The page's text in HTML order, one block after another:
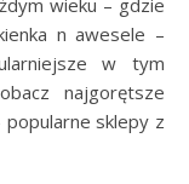
wieku – gdzie
n awesele –
w tym
najgorętsze
popularne sklepy z